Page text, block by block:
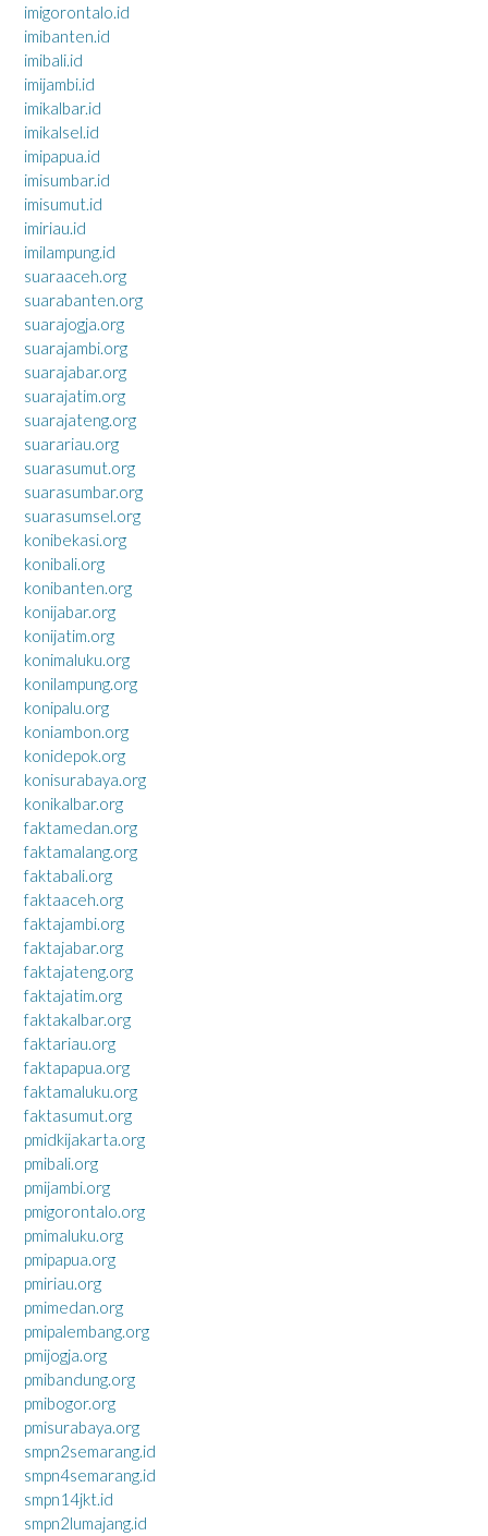
imigorontalo.id
imibanten.id
imibali.id
imijambi.id
imikalbar.id
imikalsel.id
imipapua.id
imisumbar.id
imisumut.id
imiriau.id
imilampung.id
suaraaceh.org
suarabanten.org
suarajogja.org
suarajambi.org
suarajabar.org
suarajatim.org
suarajateng.org
suarariau.org
suarasumut.org
suarasumbar.org
suarasumsel.org
konibekasi.org
konibali.org
konibanten.org
konijabar.org
konijatim.org
konimaluku.org
konilampung.org
konipalu.org
koniambon.org
konidepok.org
konisurabaya.org
konikalbar.org
faktamedan.org
faktamalang.org
faktabali.org
faktaaceh.org
faktajambi.org
faktajabar.org
faktajateng.org
faktajatim.org
faktakalbar.org
faktariau.org
faktapapua.org
faktamaluku.org
faktasumut.org
pmidkijakarta.org
pmibali.org
pmijambi.org
pmigorontalo.org
pmimaluku.org
pmipapua.org
pmiriau.org
pmimedan.org
pmipalembang.org
pmijogja.org
pmibandung.org
pmibogor.org
pmisurabaya.org
smpn2semarang.id
smpn4semarang.id
smpn14jkt.id
smpn2lumajang.id